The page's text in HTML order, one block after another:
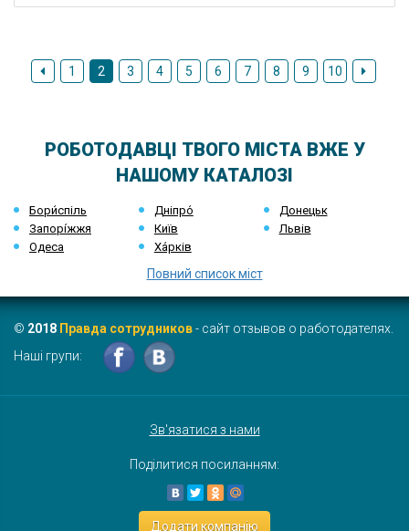
1 2 3 4 5 6 7 8 9 10
РОБОТОДАВЦІ ТВОГО МІСТА ВЖЕ У
НАШОМУ КАТАЛОЗІ
Бори́спіль Дніпро́
Донецьк
Запорі́жжя
Київ
Львів
Одеса
Ха́рків
Повний список міст
© 2018 Правда сотрудников- сайт отзывов о работодателях.
Наші групи:
Зв'язатися з нами
Поділитися посиланням:
Додати компанію